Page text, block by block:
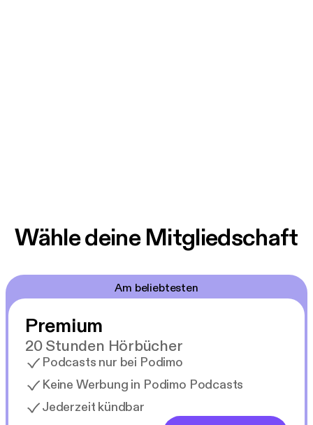
Wähle deine Mitgliedschaft
Am beliebtesten
Premium
20 Stunden Hörbücher
Podcasts nur bei Podimo
Keine Werbung in Podimo Podcasts
Jederzeit kündbar